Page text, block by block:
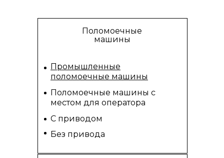
Поломоечные
машины
Промышленные
поломоечные машины
Поломоечные машины с
местом для оператора
С приводом
Без привода